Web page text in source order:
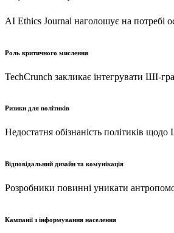
AI Ethics Journal наголошує на потребі
Роль критичного мислення
TechCrunch закликає інтегрувати ШІ-
Ризики для політиків
Недостатня обізнаність політиків
Відповідальний дизайн та комунікація
Розробники повинні уникати
Кампанії з інформування населення